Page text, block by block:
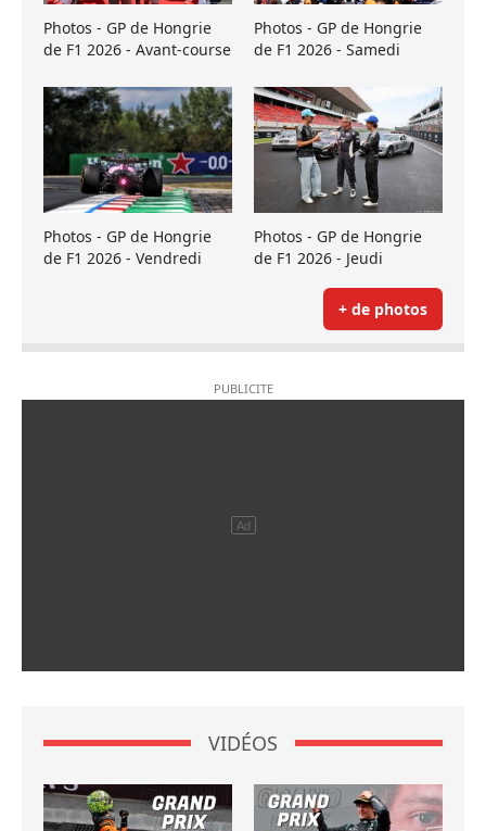
Photos - GP de Hongrie
de F1 2026 - Avant-course
Photos - GP de Hongrie
de F1 2026 - Samedi
Photos - GP de Hongrie
de F1 2026 - Vendredi
Photos - GP de Hongrie
de F1 2026 - Jeudi
+ de photos
VIDÉOS